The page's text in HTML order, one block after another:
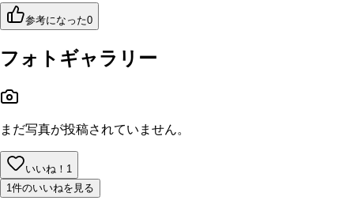
参考になった0
フォトギャラリー
まだ写真が投稿されていません。
いいね！ 1
1件のいいねを見る